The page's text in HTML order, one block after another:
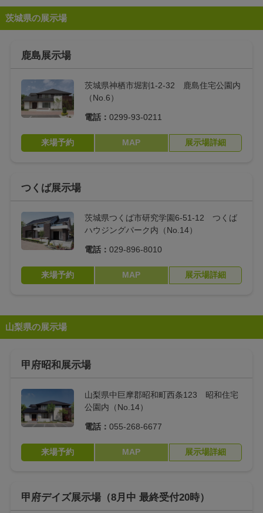
茨城県の展示場
鹿島展示場
茨城県神栖市堀割1-2-32 鹿島住宅公園内
（No.6）
電話： 0299-93-0211
来場予約 MAP 展示場詳細
つくば展示場
茨城県つくば市研究学園6-51-12 つくば
ハウジングパーク内（No.14）
電話： 029-896-8010
来場予約 MAP 展示場詳細
山梨県の展示場
甲府昭和展示場
山梨県中巨摩郡昭和町西条123 昭和住宅
公園内（No.14）
電話： 055-268-6677
来場予約 MAP 展示場詳細
甲府デイズ展示場（8月中 最終受付20時）